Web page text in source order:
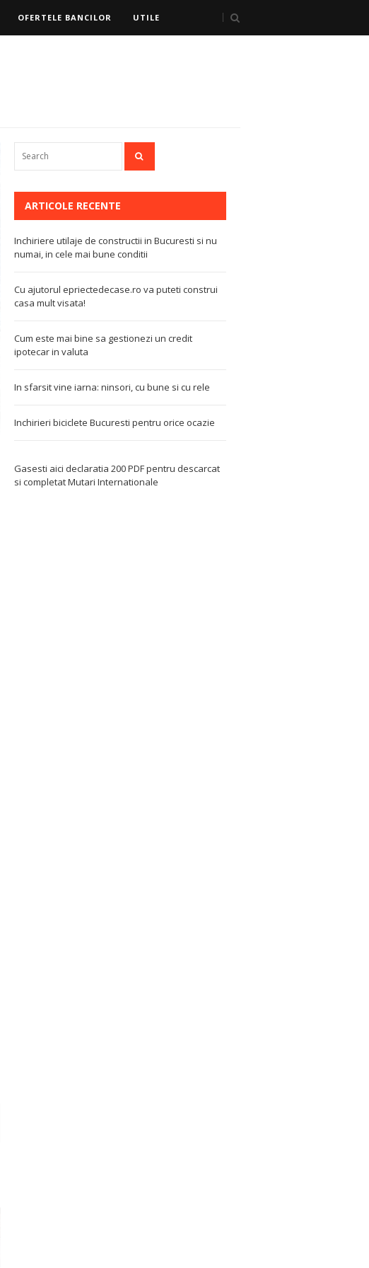
OFERTELE BANCILOR UTILE
ARTICOLE RECENTE
Inchiriere utilaje de constructii in Bucuresti si nu
numai, in cele mai bune conditii
Cu ajutorul epriectedecase.ro va puteti construi
casa mult visata!
Cum este mai bine sa gestionezi un credit
ipotecar in valuta
In sfarsit vine iarna: ninsori, cu bune si cu rele
Inchirieri biciclete Bucuresti pentru orice ocazie
Gasesti aici declaratia 200 PDFpentru descarcat
si completatMutari Internationale